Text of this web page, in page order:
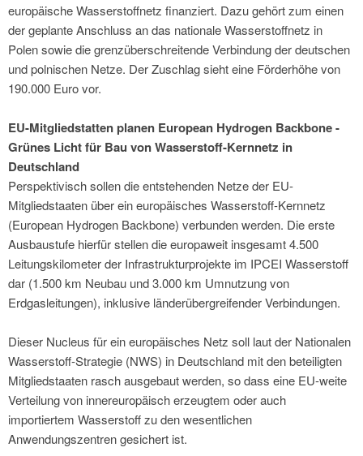
europäische Wasserstoffnetz finanziert. Dazu gehört zum einen
der geplante Anschluss an das nationale Wasserstoffnetz in
Polen sowie die grenzüberschreitende Verbindung der deutschen
und polnischen Netze. Der Zuschlag sieht eine Förderhöhe von
190.000 Euro vor.
EU-Mitgliedstatten planen European Hydrogen Backbone -
Grünes Licht für Bau von Wasserstoff-Kernnetz in
Deutschland
Perspektivisch sollen die entstehenden Netze der EU-
Mitgliedstaaten über ein europäisches Wasserstoff-Kernnetz
(European Hydrogen Backbone) verbunden werden. Die erste
Ausbaustufe hierfür stellen die europaweit insgesamt 4.500
Leitungskilometer der Infrastrukturprojekte im IPCEI Wasserstoff
dar (1.500 km Neubau und 3.000 km Umnutzung von
Erdgasleitungen), inklusive länderübergreifender Verbindungen.
Dieser Nucleus für ein europäisches Netz soll laut der Nationalen
Wasserstoff-Strategie (NWS) in Deutschland mit den beteiligten
Mitgliedstaaten rasch ausgebaut werden, so dass eine EU-weite
Verteilung von innereuropäisch erzeugtem oder auch
importiertem Wasserstoff zu den wesentlichen
Anwendungszentren gesichert ist.